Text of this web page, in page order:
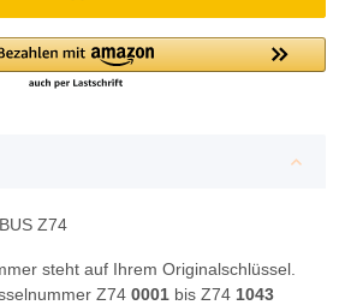
Z74
steht auf Ihrem Originalschlüssel.
Z74 0001 bis Z74 1043